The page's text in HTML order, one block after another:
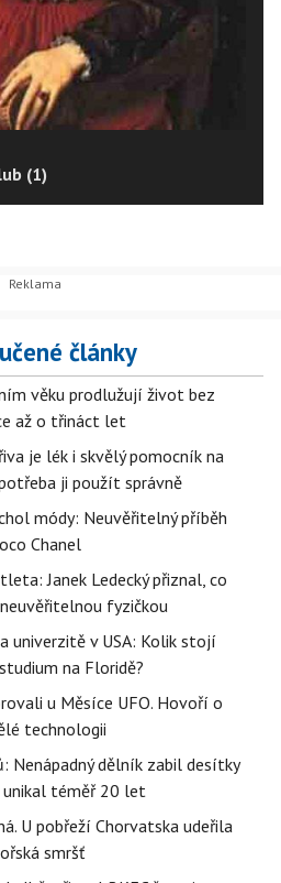
(1)
články
věku prodlužují život bez
až o třináct let
je lék i skvělý pomocník na
ji použít správně
módy: Neuvěřitelný příběh
Chanel
Janek Ledecký přiznal, co
fyzičkou
univerzitě v USA: Kolik stojí
na Floridě?
u Měsíce UFO. Hovoří o
technologii
Nenápadný dělník zabil desítky
unikal téměř 20 let
U pobřeží Chorvatska udeřila
smršť